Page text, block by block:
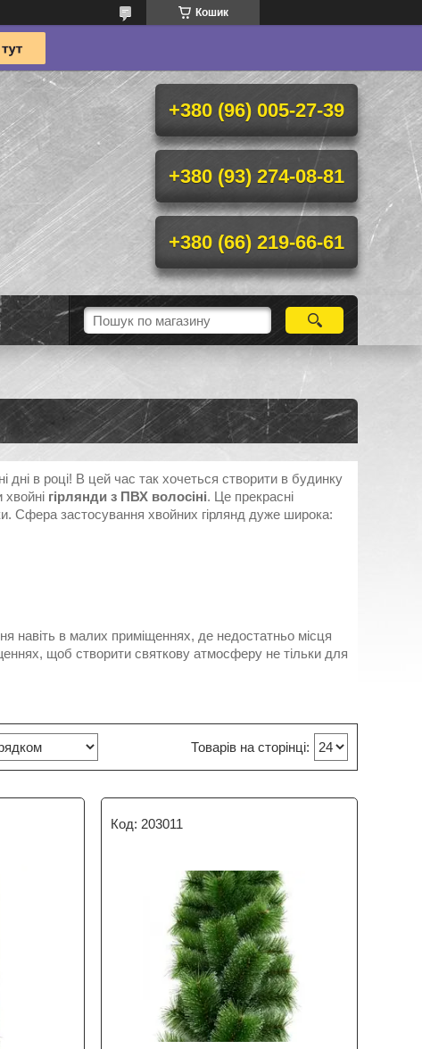
Кошик
+380 (96) 005-27-39
+380 (93) 274-08-81
+380 (66) 219-66-61
дні в році! В цей час так хочеться створити в будинку
гірлянди з ПВХ волосіні. Це прекрасні
Сфера застосування хвойних гірлянд дуже широка:
навіть в малих приміщеннях, де недостатньо місця
щоб створити святкову атмосферу не тільки для
203011